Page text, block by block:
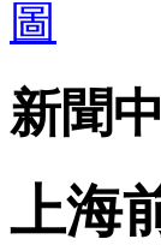
新聞
上海